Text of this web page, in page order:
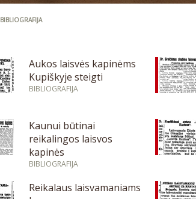
BIBLIOGRAFIJA
Aukos laisvės kapinėms
Kupiškyje steigti
BIBLIOGRAFIJA
Kaunui būtinai
reikalingos laisvos
kapinės
BIBLIOGRAFIJA
Reikalaus laisvamaniams